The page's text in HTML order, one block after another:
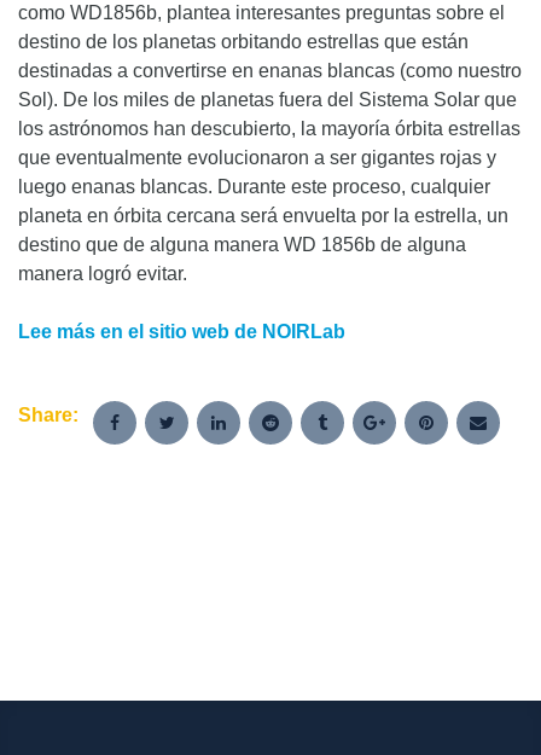
como WD1856b, plantea interesantes preguntas sobre el
destino de los planetas orbitando estrellas que están
destinadas a convertirse en enanas blancas (como nuestro
Sol). De los miles de planetas fuera del Sistema Solar que
los astrónomos han descubierto, la mayoría órbita estrellas
que eventualmente evolucionaron a ser gigantes rojas y
luego enanas blancas. Durante este proceso, cualquier
planeta en órbita cercana será envuelta por la estrella, un
destino que de alguna manera WD 1856b de alguna
manera logró evitar.
Lee más en el sitio web de NOIRLab
Share: